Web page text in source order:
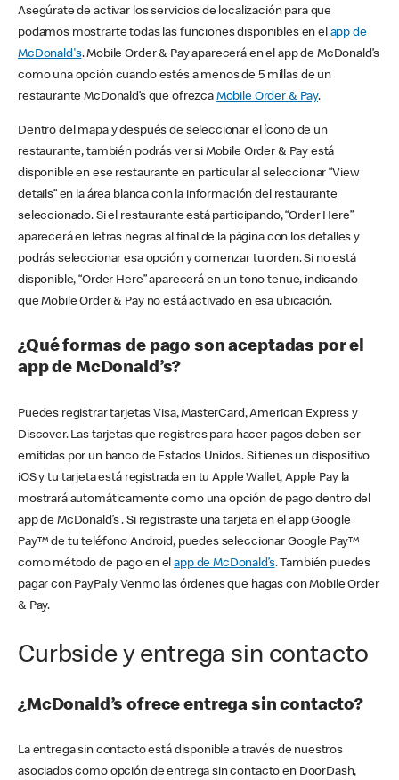
Asegúrate de activar los servicios de localización para que
podamos mostrarte todas las funciones disponibles en el app de
McDonald's. Mobile Order & Pay aparecerá en el app de McDonald’s
como una opción cuando estés a menos de 5 millas de un
restaurante McDonald’s que ofrezca Mobile Order & Pay.
Dentro del mapa y después de seleccionar el ícono de un
restaurante, también podrás ver si Mobile Order & Pay está
disponible en ese restaurante en particular al seleccionar “View
details” en la área blanca con la información del restaurante
seleccionado. Si el restaurante está participando, “Order Here”
aparecerá en letras negras al final de la página con los detalles y
podrás seleccionar esa opción y comenzar tu orden. Si no está
disponible, “Order Here” aparecerá en un tono tenue, indicando
que Mobile Order & Pay no está activado en esa ubicación.
¿Qué formas de pago son aceptadas por el
app de McDonald’s?
Puedes registrar tarjetas Visa, MasterCard, American Express y
Discover. Las tarjetas que registres para hacer pagos deben ser
emitidas por un banco de Estados Unidos. Si tienes un dispositivo
iOS y tu tarjeta está registrada en tu Apple Wallet, Apple Pay la
mostrará automáticamente como una opción de pago dentro del
app de McDonald’s . Si registraste una tarjeta en el app Google
Pay™ de tu teléfono Android, puedes seleccionar Google Pay™
como método de pago en elapp de McDonald’s. También puedes
pagar con PayPal y Venmo las órdenes que hagas con Mobile Order
& Pay.
Curbside y entrega sin contacto
¿McDonald’s ofrece entrega sin contacto?
La entrega sin contacto está disponible a través de nuestros
asociados como opción de entrega sin contacto en DoorDash,